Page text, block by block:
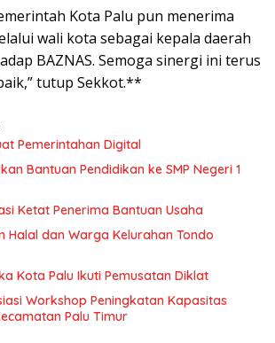
Kota Palu pun menerima
wali kota sebagai kepala daerah
BAZNAS. Semoga sinergi ini terus
tutup Sekkot.**
Pemerintahan Digital
Bantuan Pendidikan ke SMP Negeri 1
Ketat Penerima Bantuan Usaha
Halal dan Warga Kelurahan Tondo
Kota Palu Ikuti Pemusatan Diklat
Workshop Peningkatan Kapasitas
Palu Timur